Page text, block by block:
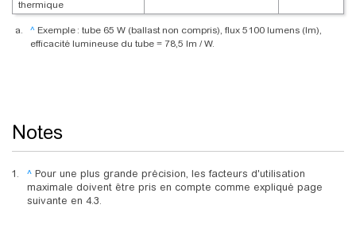
thermique
^ Exemple : tube 65 W (ballast non compris), flux 5100 lumens (Im),
efficacité lumineuse du tube = 78,5 Im / W.
Notes
^ Pour une plus grande précision, les facteurs d'utilisation
maximale doivent être pris en compte comme expliqué page
suivante en 4.3.